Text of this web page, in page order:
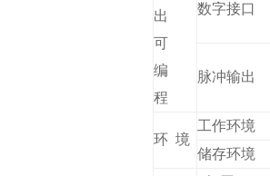
出
可
编
程
数字接口
脉冲输出
环 境
工作环境
储存环境